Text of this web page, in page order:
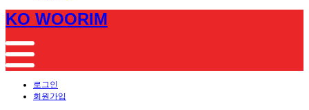
KO WOORIM
로그인
회원가입